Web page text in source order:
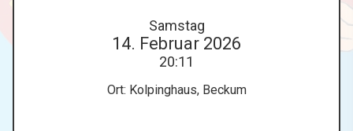
Samstag
14. Februar 2026
20:11
Ort: Kolpinghaus, Beckum